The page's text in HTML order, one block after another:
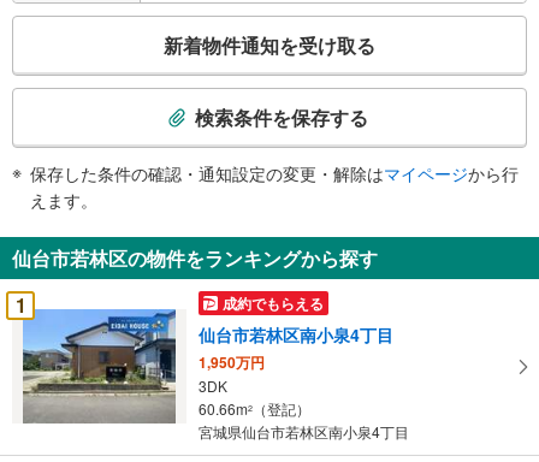
検
知
を
受
け
取
る
・
条
件
新着物件通知を受け取る
検索条件を保存する
保存した条件の確認・通知設定の変更・解除はマイページから行
えます。
仙台市若林区の物件をランキングから探す
1
成約でもらえる
仙台市若林区南小泉4丁目
1,950万円
3DK
60.66m2
（登記）
宮城県仙台市若林区南小泉4丁目